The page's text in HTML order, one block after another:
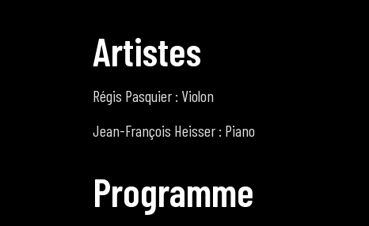
Artistes
Régis Pasquier : Violon
Jean-François Heisser : Piano
Programme